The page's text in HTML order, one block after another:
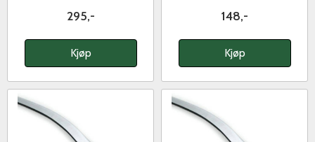
295,-
Kjøp
148,-
Kjøp